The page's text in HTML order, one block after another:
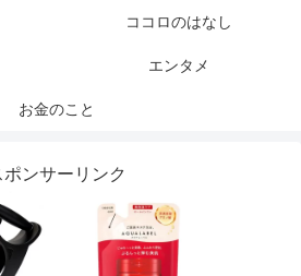
ココロのはなし
エンタメ
お金のこと
ポンサーリンク